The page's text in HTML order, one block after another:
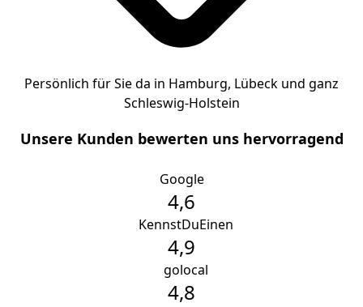
Persönlich für Sie da in Hamburg, Lübeck und ganz
Schleswig-Holstein
Unsere Kunden bewerten uns hervorragend
Google
4,6
KennstDuEinen
4,9
golocal
4,8